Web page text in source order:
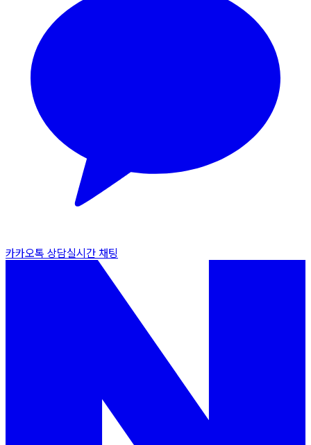
카카오톡 상담실시간 채팅